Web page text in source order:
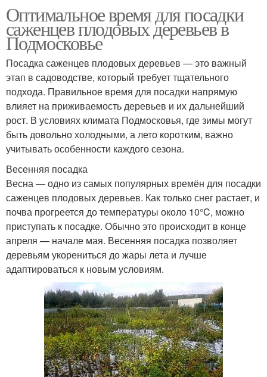
Оптимальное время для посадки
саженцев плодовых деревьев в
Подмосковье
Посадка саженцев плодовых деревьев — это важный
этап в садоводстве, который требует тщательного
подхода. Правильное время для посадки напрямую
влияет на приживаемость деревьев и их дальнейший
рост. В условиях климата Подмосковья, где зимы могут
быть довольно холодными, а лето коротким, важно
учитывать особенности каждого сезона.
Весенняя посадка
Весна — одно из самых популярных времён для посадки
саженцев плодовых деревьев. Как только снег растает, и
почва прогреется до температуры около 10°C, можно
приступать к посадке. Обычно это происходит в конце
апреля — начале мая. Весенняя посадка позволяет
деревьям укорениться до жары лета и лучше
адаптироваться к новым условиям.